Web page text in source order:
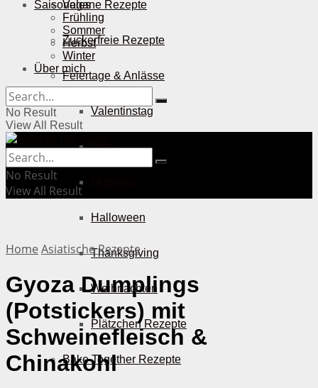
Vegane Rezepte
Zuckerfreie Rezepte
Feiertage & Anlässe
Valentinstag
Ostern
Halloween
Thanksgiving
Weihnachten
Plätzchen Rezepte
Bake Together Rezepte
Saisonales
Frühling
Sommer
Herbst
Winter
Über mich
No Result
View All Result
No Result
View All Result
Home Asiatische Rezepte
Gyoza Dumplings
(Potstickers) mit
Schweinefleisch &
Chinakohl